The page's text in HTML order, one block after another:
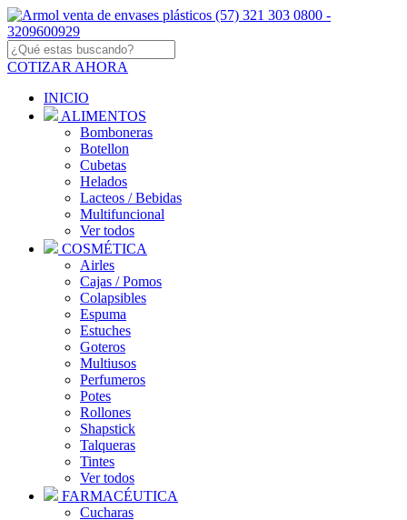
COTIZAR AHORA
INICIO
ALIMENTOS
Bomboneras
Botellon
Cubetas
Helados
Lacteos / Bebidas
Multifuncional
Ver todos
COSMÉTICA
Airles
Cajas / Pomos
Colapsibles
Espuma
Estuches
Goteros
Multiusos
Perfumeros
Potes
Rollones
Shapstick
Talqueras
Tintes
Ver todos
FARMACÉUTICA
Cucharas